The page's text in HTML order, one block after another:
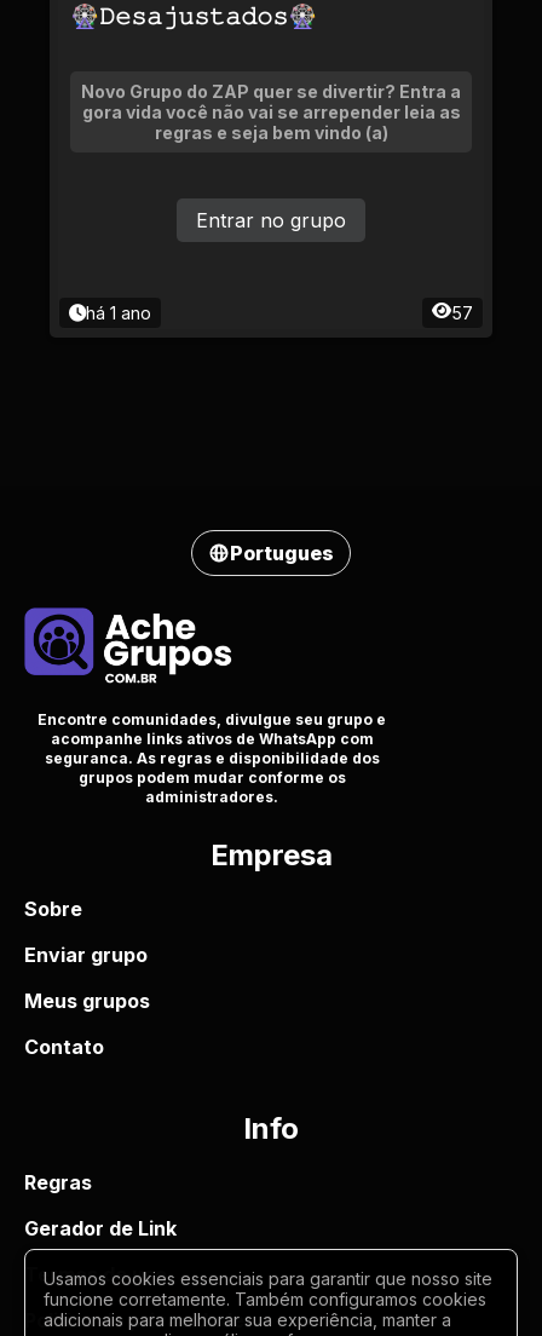
🎡𝙳𝚎𝚜𝚊𝚓𝚞𝚜𝚝𝚊𝚍𝚘𝚜🎡
Novo Grupo do ZAP quer se divertir? Entra a
gora vida você não vai se arrepender leia as
regras e seja bem vindo (a)
há 1 ano 57
Entrar no grupo
Portugues
Encontre comunidades, divulgue seu grupo e
acompanhe links ativos de WhatsApp com
seguranca. As regras e disponibilidade dos
grupos podem mudar conforme os
administradores.
Empresa
Sobre
Enviar grupo
Meus grupos
Contato
Info
Regras
Gerador de Link
Termos de uso
Politica de privacidade
Usamos cookies essenciais para garantir que nosso site
funcione corretamente. Também configuramos cookies
adicionais para melhorar sua experiência, manter a